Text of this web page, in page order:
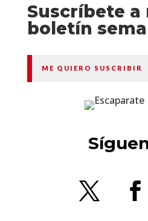
Suscríbete a
boletín
ME QUIERO SUSCRIBIR